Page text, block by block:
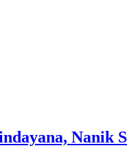
Nanik S